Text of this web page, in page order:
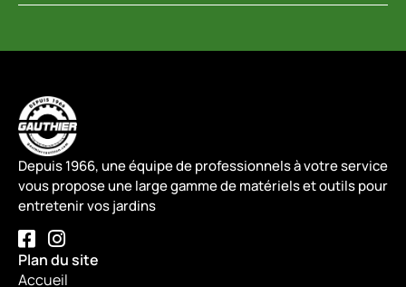
Depuis 1966, une équipe de professionnels à votre service
vous propose une large gamme de matériels et outils pour
entretenir vos jardins
Plan du site
Accueil